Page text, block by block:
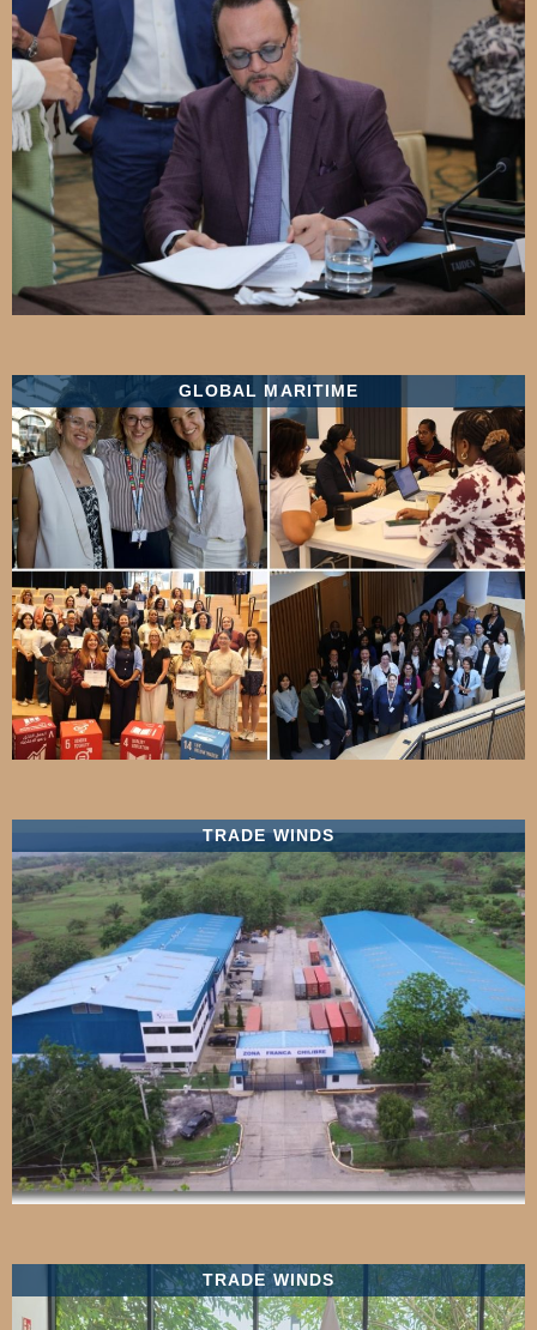
GLOBAL MARITIME
TRADE WINDS
TRADE WINDS